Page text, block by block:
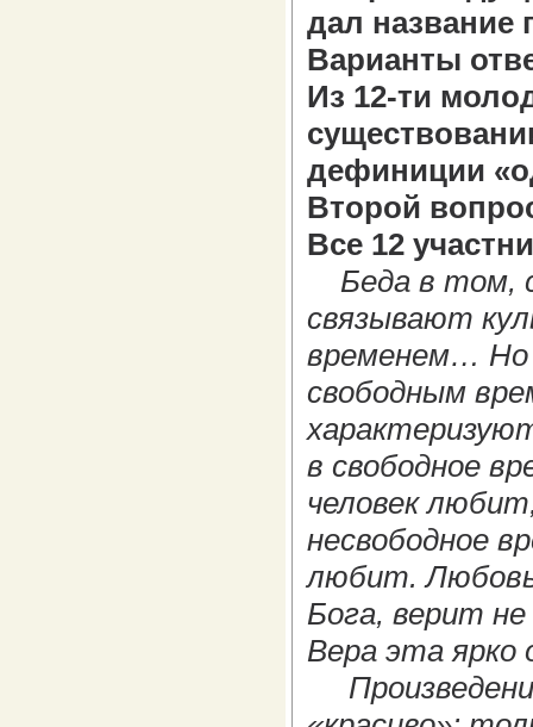
дал название
Варианты
Из 12-ти
дефиниции
Второй
Все 12
Беда в том,
связывают
временем…
свободным
в свободное
человек
несвободное
любит.
Бога, верит
Вера эта ярко